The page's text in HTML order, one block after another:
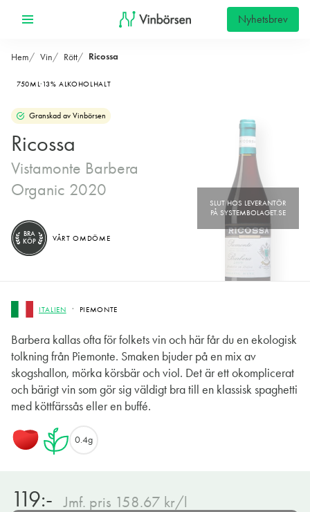
Nyhetsbrev
Hem Vin Rött Ricossa
750ML 13% ALKOHOLHALT
Granskad av Vinbörsen
Ricossa
Vistamonte Barbera
Organic 2020
ITALIEN PIEMONTE
Barbera kallas ofta för folkets vin och här får du en ekologisk
tolkning från Piemonte. Smaken bjuder på en mix av
skogshallon, mörka körsbär och viol. Det är ett okomplicerat
och bärigt vin som gör sig väldigt bra till en klassisk spaghetti
med köttfärssås eller en buffé.
BRA
KÖP
VÅRT OMDÖME
0.4g
119:- Jmf. pris 158.67 kr/l